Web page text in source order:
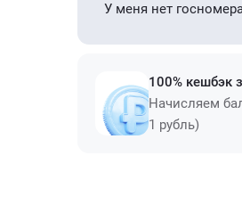
У меня нет
100% кешбэк
Начисляем
1 рубль)